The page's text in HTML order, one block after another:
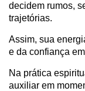
decidem rumos,
trajetórias.
Assim, sua
e da confiança
Na prática
auxiliar em